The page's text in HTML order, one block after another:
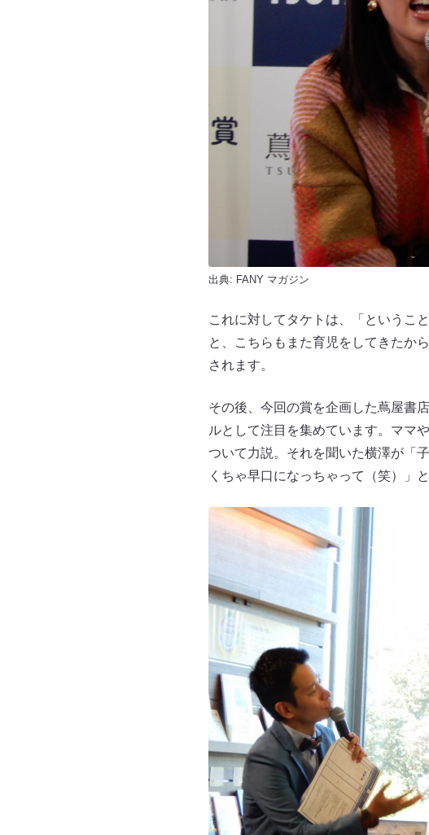
出典: FANY マガジン
これに対してタケトは、「というこ
と、こちらもまた育児をしてきたか
されます。
その後、今回の賞を企画した蔦屋書
ルとして注目を集めています。ママ
ついて力説。それを聞いた横澤が「
くちゃ早口になっちゃって（笑）」